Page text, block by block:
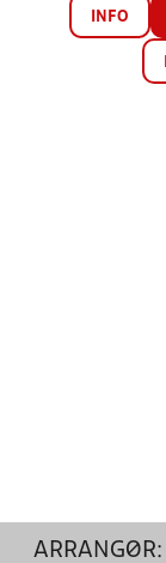
INFO
ARRANGØR: